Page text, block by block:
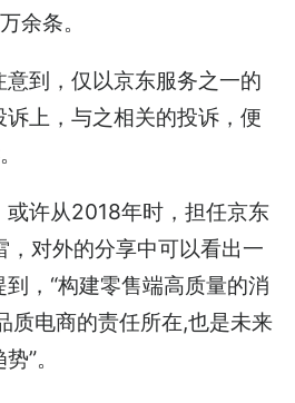
余条。
到，仅以京东服务之一的
上，与之相关的投诉，便
或许从2018年时，担任京东
，对外的分享中可以看出一
，“构建零售端高质量的消
质电商的责任所在,也是未来
”。